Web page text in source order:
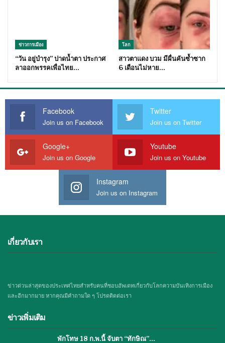
ข่าวการเมือง
“วัน อยู่บำรุง” ปาดน้ำตา ประกาศ
ลาออกพรรคเพื่อไทย…
โลก
สาวตาแดง บวม มีผื่นคันซ้ำซาก
6 เดือนไม่หาย…
Facebook
Join us on Facebook
Twitter
Join us on Twitter
Google+
Join us on Google
Youtube
Join us on Youtube
Instagram
Join us on Instagram
เกี่ยวกับเรา
ข่าวด่วนล่าสุดของประเทศไทยสำหรับคนที่ชอบอัพเดทเกี่ยวกับโลกความบันเทิงการเมือง
และอีกมากมาย หากคุณมีคำถามใด ๆ โปรดติดต่อเรา
ข่าวเพิ่มเติม
พักโทษ 18 ก.พ.นี้ จับตา “ทักษิณ”…